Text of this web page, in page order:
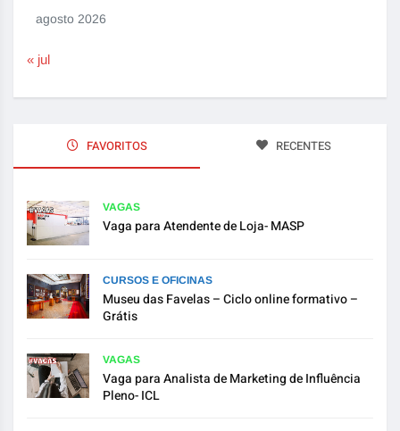
agosto 2026
« jul
FAVORITOS RECENTES
VAGAS
Vaga para Atendente de Loja- MASP
CURSOS E OFICINAS
Museu das Favelas – Ciclo online formativo –
Grátis
VAGAS
Vaga para Analista de Marketing de Influência
Pleno- ICL